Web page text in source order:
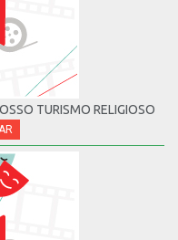
TURISMO RELIGIOSO